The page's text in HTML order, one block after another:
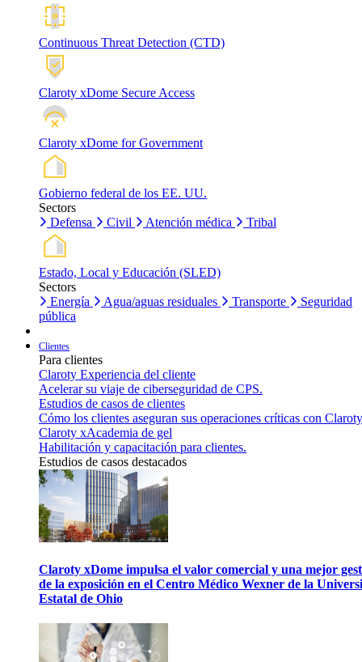
Continuous Threat Detection (CTD)
Claroty xDome Secure Access
Claroty xDome for Government
Gobierno federal de los EE. UU.
Sectors
Defensa
Civil Atención médica Tribal
Estado, Local y Educación (SLED)
Sectors
Energía
Agua/aguas residuales Transporte
Seguridad
pública
Clientes
Para clientes
Claroty Experiencia del cliente
Acelerar su viaje de ciberseguridad de CPS.
Estudios de casos de clientes
Cómo los clientes aseguran sus operaciones críticas con
Claroty xAcademia de gel
Habilitación y capacitación para clientes.
Estudios de casos destacados
Claroty xDome impulsa el valor comercial y una mejor
de la exposición en el Centro Médico Wexner de la
Estatal de Ohio